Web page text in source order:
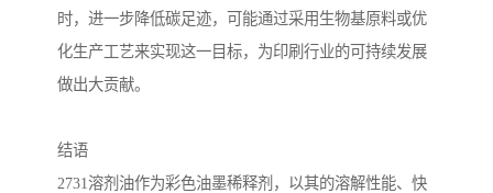
时，进一步降低碳足迹，可能通过采用生物基原料或优
化生产工艺来实现这一目标，为印刷行业的可持续发展
做出大贡献。
结语
2731溶剂油作为彩色油墨稀释剂，以其的溶解性能、快